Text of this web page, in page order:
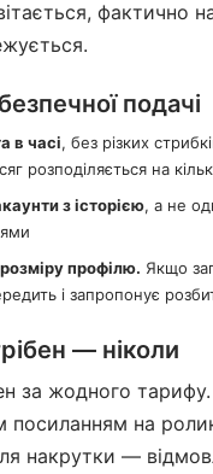
фактично
подачі
в часі, без різких
розподіляється на
з історією, а не
профілю. Якщо
і запропонує
— ніколи
за жодного
посиланням на
накрутки —